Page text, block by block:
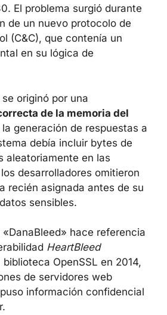
El problema surgió durante
de un nuevo protocolo de
(C&C), que contenía un
en su lógica de
originó por una
de la memoria del
generación de respuestas a
debía incluir bytes de
aleatoriamente en las
desarrolladores omitieron
recién asignada antes de su
sensibles.
hace referencia
HeartBleed
OpenSSL en 2014,
de servidores web
información confidencial